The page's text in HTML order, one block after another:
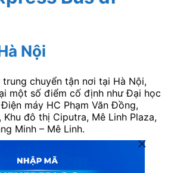
Nội
chuyển tận nơi tại Hà Nội,
một số điểm cố định như Đại học
máy HC Phạm Văn Đồng,
Khu đô thị Ciputra, Mê Linh Plaza,
Minh – Mê Linh.